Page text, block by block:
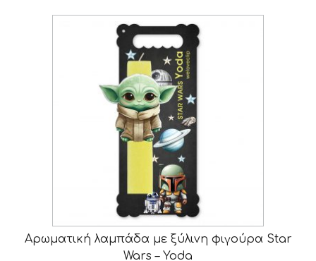
Αρωματική λαμπάδα με ξύλινη φιγούρα Star
Wars – Yoda